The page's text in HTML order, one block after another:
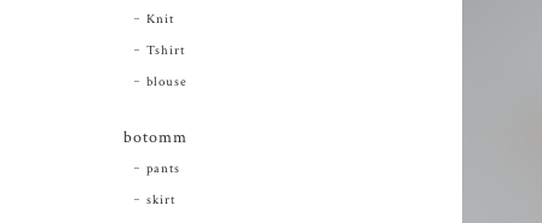
Knit
Tshirt
blouse
botomm
pants
skirt